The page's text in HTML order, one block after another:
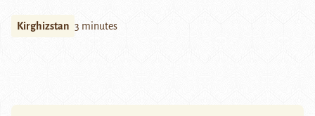
Kirghizstan 3 minutes